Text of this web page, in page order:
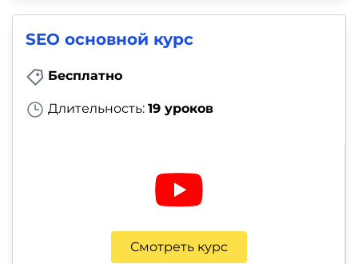
SEO основной курс
Бесплатно
Длительность: 19 уроков
Смотреть курс